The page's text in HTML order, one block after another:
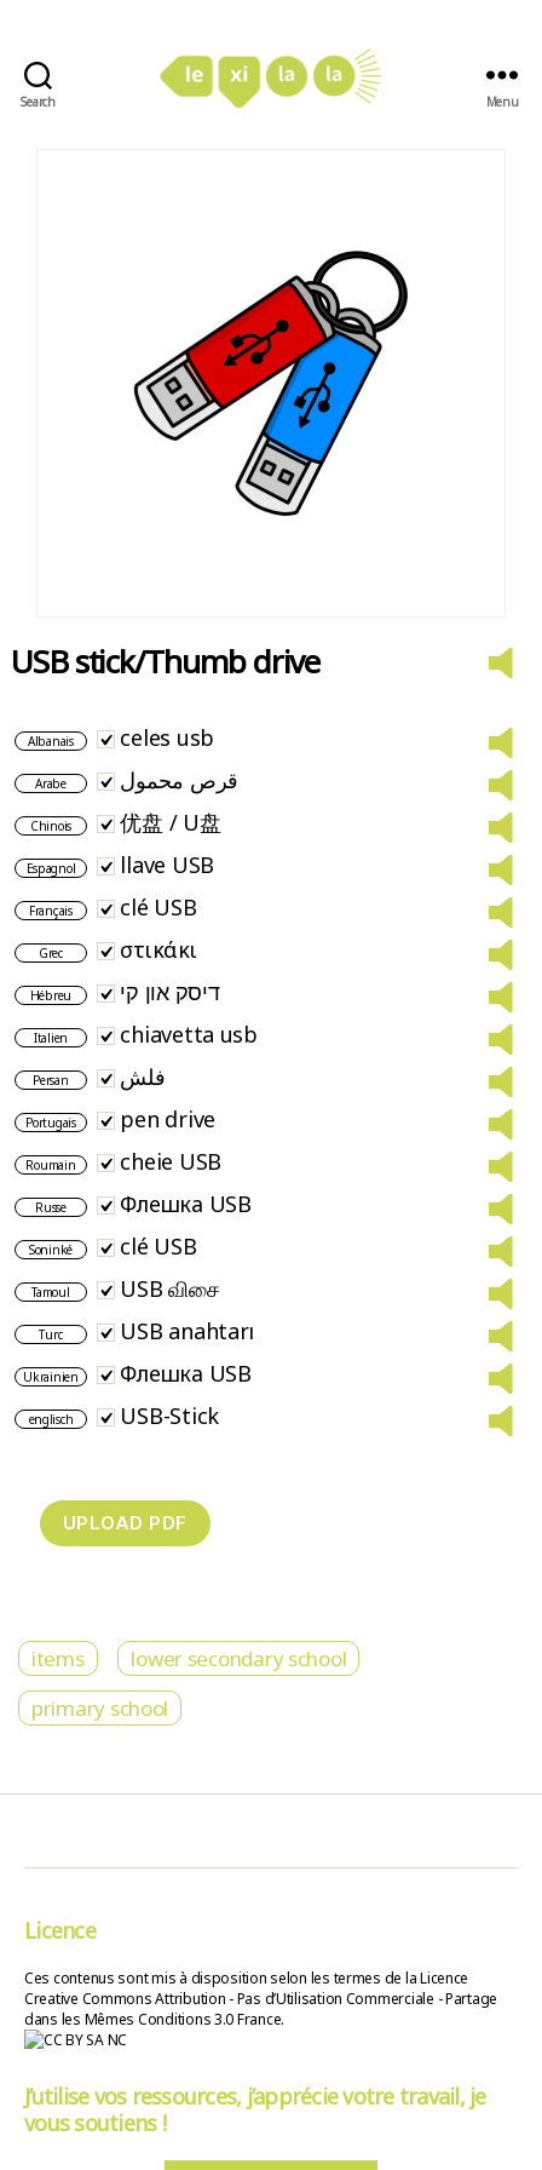
Search Menu
USB stick/Thumb drive
Albanais celes usb
Arabe قرص محمول
Chinois 优盘 / U盘
Espagnol llave USB
Français clé USB
Grec στικάκι
Hébreu דיסק און קי
Italien chiavetta usb
Persan فلش
Portugais pen drive
Roumain cheie USB
Russe Флешка USB
Soninké clé USB
Tamoul USB விசை
Turc USB anahtarı
Ukrainien Флешка USB
englisch USB-Stick
items
lower secondary school
primary school
Licence
Ces contenus sont mis à disposition selon les termes de la Licence
Creative Commons Attribution - Pas d’Utilisation Commerciale - Partage
dans les Mêmes Conditions 3.0 France.
J’utilise vos ressources, j’apprécie votre travail, je
vous soutiens !